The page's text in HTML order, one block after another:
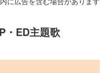
・ED主題歌